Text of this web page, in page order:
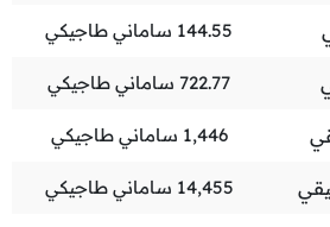
144.55 ساماني طاجيكي
722.77 ساماني طاجيكي
1,446 ساماني طاجيكي
14,455 ساماني طاجيكي